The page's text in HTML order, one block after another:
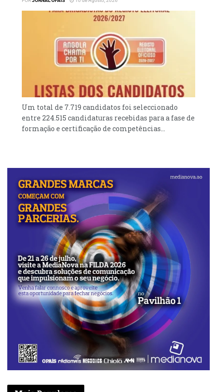
Um total de 7.719 candidatos foi seleccionado
entre 224.515 candidaturas recebidas para a fase de
formação e certificação de competências...